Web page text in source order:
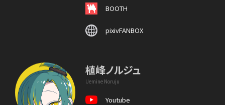
BOOTH
pixivFANBOX
植峰ノルジュ
Uemine Noruju
Youtube